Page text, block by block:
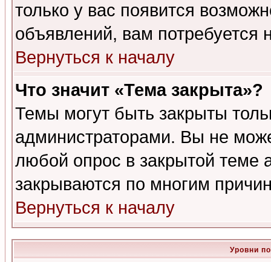
только у вас появится
объявлений, вам потребуется
Вернуться к началу
Что значит «Тема закрыта»?
Темы могут быть закрыты
администраторами. Вы не
любой опрос в закрытой теме
закрываются по многим
Вернуться к началу
Уровни